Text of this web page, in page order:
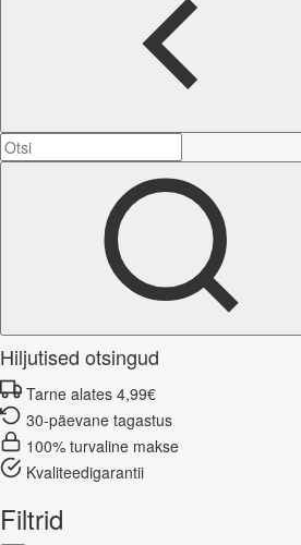
Hiljutised otsingud
Tarne alates 4,99€
30-päevane tagastus
100% turvaline makse
Kvaliteedigarantii
Filtrid